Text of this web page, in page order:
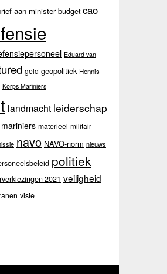
aan minister budget cao
Eduard van
geld geopolitiek Hennis
Korps Mariniers
landmacht leiderschap
mariniers materieel militair
navo NAVO-norm nieuws
politiek
2021 veiligheid
visie